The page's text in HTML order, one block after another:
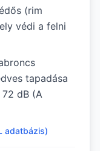
(rim
védi a felni
tapadása
dB (A
adatbázis)